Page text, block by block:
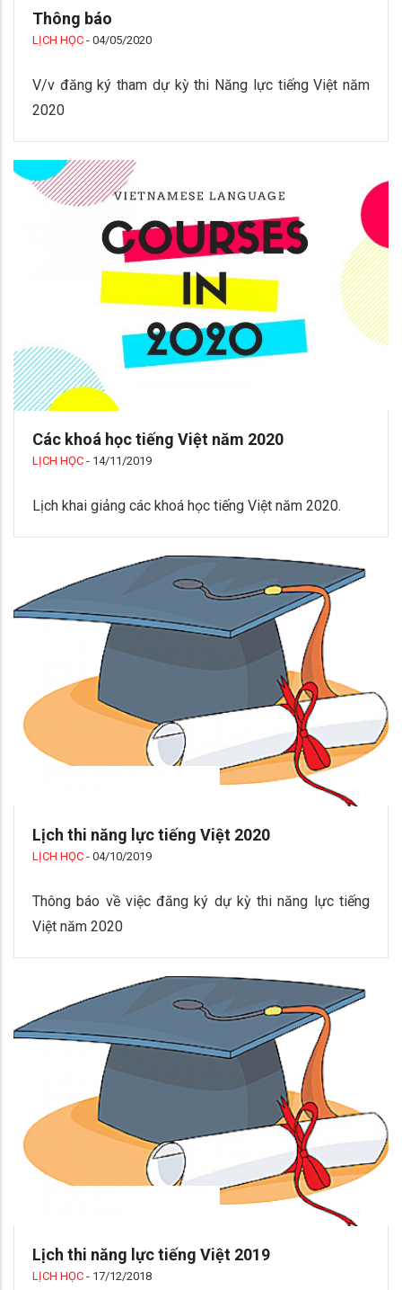
Thông báo
LỊCH HỌC - 04/05/2020
V/v đăng ký tham dự kỳ thi Năng lực tiếng Việt năm
2020
Các khoá học tiếng Việt năm 2020
LỊCH HỌC - 14/11/2019
Lịch khai giảng các khoá học tiếng Việt năm 2020.
Lịch thi năng lực tiếng Việt 2020
LỊCH HỌC - 04/10/2019
Thông báo về việc đăng ký dự kỳ thi năng lực tiếng
Việt năm 2020
Lịch thi năng lực tiếng Việt 2019
LỊCH HỌC - 17/12/2018